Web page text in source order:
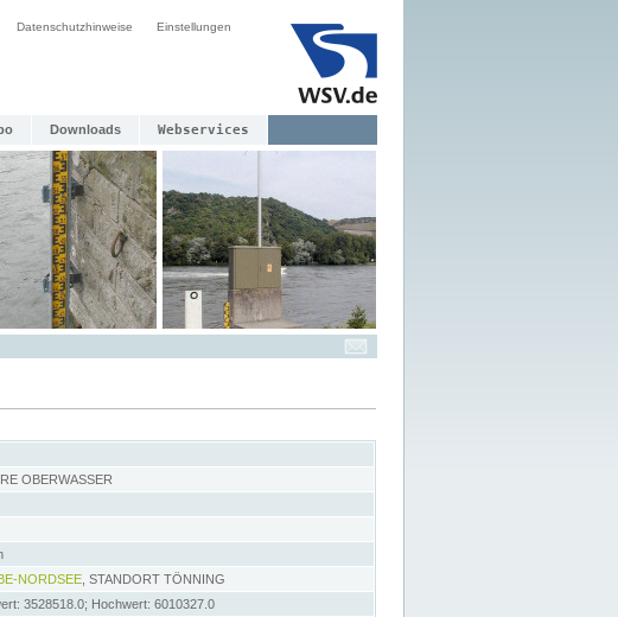
Datenschutzhinweise Einstellungen
Downloads Webservices
OBERWASSER
NORDSEE , STANDORT TÖNNING
3528518.0; Hochwert: 6010327.0